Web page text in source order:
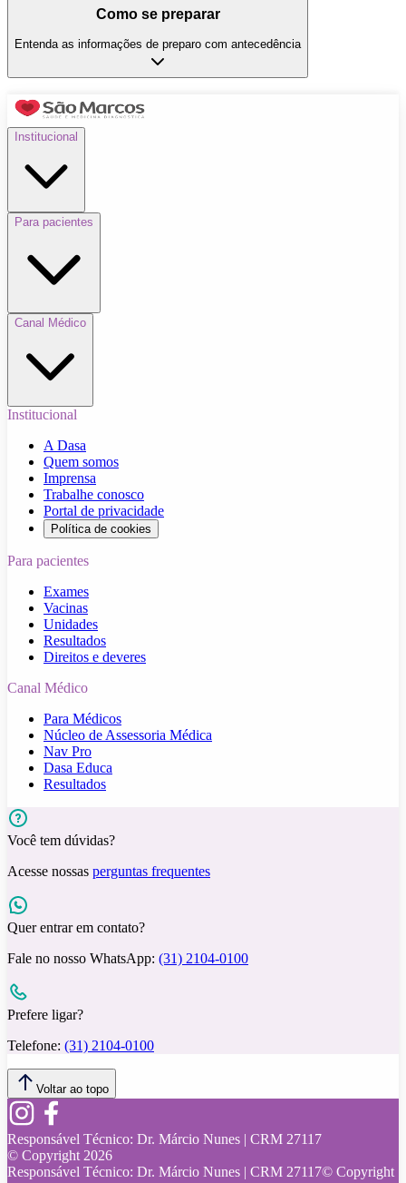
Como se preparar
Entenda as informações de preparo com antecedência
Institucional
Para pacientes
Canal Médico
Institucional
A Dasa
Quem somos
Imprensa
Trabalhe conosco
Portal de privacidade
Política de cookies
Para pacientes
Exames
Vacinas
Unidades
Resultados
Direitos e deveres
Canal Médico
Para Médicos
Núcleo de Assessoria Médica
Nav Pro
Dasa Educa
Resultados
Você tem dúvidas?
Acesse nossas perguntas frequentes
Quer entrar em contato?
Fale no nosso WhatsApp: (31) 2104-0100
Prefere ligar?
Telefone: (31) 2104-0100
Voltar ao topo
Responsável Técnico: Dr. Márcio Nunes | CRM 27117
© Copyright2026
Responsável Técnico: Dr. Márcio Nunes | CRM 27117© Copyright